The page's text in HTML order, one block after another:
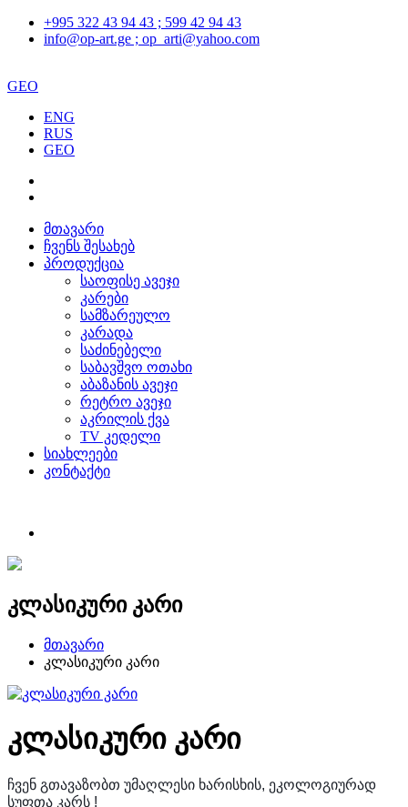
+995 322 43 94 43 ; 599 42 94 43
info@op-art.ge ; op_arti@yahoo.com
GEO
ENG
RUS
GEO
მთავარი
ჩვენს შესახებ
პროდუქცია
საოფისე ავეჯი
კარები
სამზარეულო
კარადა
საძინებელი
საბავშვო ოთახი
აბაზანის ავეჯი
რეტრო ავეჯი
აკრილის ქვა
TV კედელი
სიახლეები
კონტაქტი
კლასიკური კარი
მთავარი
კლასიკური კარი
კლასიკური კარი
ჩვენ გთავაზობთ უმაღლესი ხარისხის, ეკოლოგიურად
სუფთა კარს !